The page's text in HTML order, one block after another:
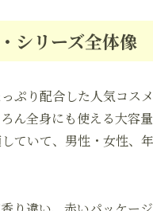
シリーズ全体像
ぷり配合した人気コス
ん全身にも使える大容
ていて、男性・女性、